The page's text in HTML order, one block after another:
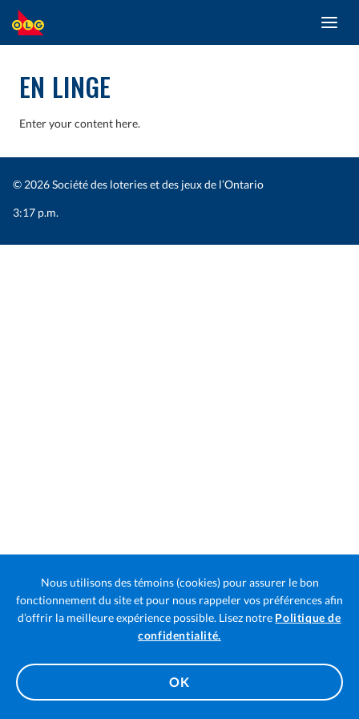
Nous utilisons des témoins (cookies) pour assurer le bon
fonctionnement du site et pour nous rappeler vos préférences afin
d’offrir la meilleure expérience possible. Lisez notre Politique de
confidentialité.
page
un
OK
ALLER
AU
PRINCIPAL
EN LINGE
Enter your content here.
© 2026 Société des loteries et des jeux de l’Ontario
3:17 p.m.